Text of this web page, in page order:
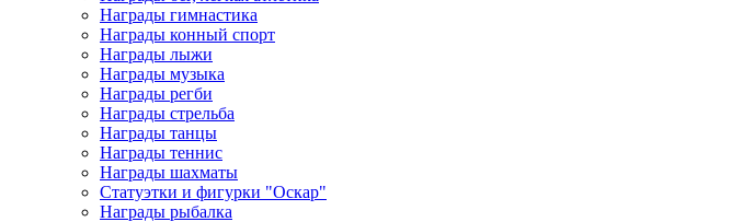
Награды гимнастика
Награды конный спорт
Награды лыжи
Награды музыка
Награды регби
Награды стрельба
Награды танцы
Награды теннис
Награды шахматы
Статуэтки и фигурки "Оскар"
Награды рыбалка